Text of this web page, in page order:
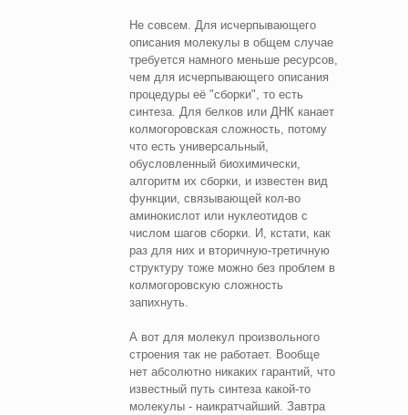
Не совсем. Для исчерпывающего
описания молекулы в общем случае
требуется намного меньше ресурсов,
чем для исчерпывающего описания
процедуры её "сборки", то есть
синтеза. Для белков или ДНК канает
колмогоровская сложность, потому
что есть универсальный,
обусловленный биохимически,
алгоритм их сборки, и известен вид
функции, связывающей кол-во
аминокислот или нуклеотидов с
числом шагов сборки. И, кстати, как
раз для них и вторичную-третичную
структуру тоже можно без проблем в
колмогоровскую сложность
запихнуть.
А вот для молекул произвольного
строения так не работает. Вообще
нет абсолютно никаких гарантий, что
известный путь синтеза какой-то
молекулы - наикратчайший. Завтра